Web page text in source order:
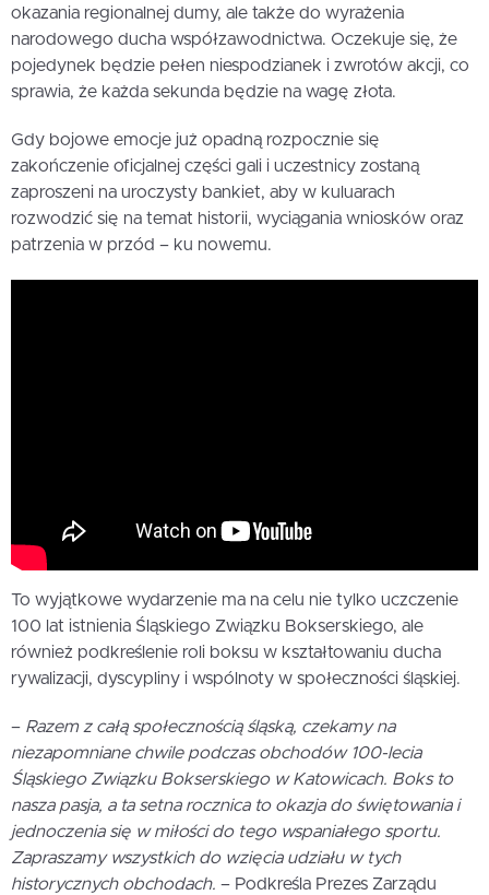
okazania regionalnej dumy, ale także do wyrażenia
narodowego ducha współzawodnictwa. Oczekuje się, że
pojedynek będzie pełen niespodzianek i zwrotów akcji, co
sprawia, że każda sekunda będzie na wagę złota.
Gdy bojowe emocje już opadną rozpocznie się
zakończenie oficjalnej części gali i uczestnicy zostaną
zaproszeni na uroczysty bankiet, aby w kuluarach
rozwodzić się na temat historii, wyciągania wniosków oraz
patrzenia w przód – ku nowemu.
To wyjątkowe wydarzenie ma na celu nie tylko uczczenie
100 lat istnienia Śląskiego Związku Bokserskiego, ale
również podkreślenie roli boksu w kształtowaniu ducha
rywalizacji, dyscypliny i wspólnoty w społeczności śląskiej.
– Razem z całą społecznością śląską, czekamy na
niezapomniane chwile podczas obchodów 100-lecia
Śląskiego Związku Bokserskiego w Katowicach. Boks to
nasza pasja, a ta setna rocznica to okazja do świętowania i
jednoczenia się w miłości do tego wspaniałego sportu.
Zapraszamy wszystkich do wzięcia udziału w tych
historycznych obchodach. – Podkreśla Prezes Zarządu